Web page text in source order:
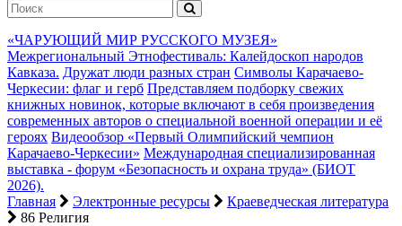
«ЧАРУЮЩИЙ МИР РУССКОГО МУЗЕЯ»
Межрегиональный Этнофестиваль: Калейдоскоп народов
Кавказа. Дружат люди разных стран Символы Карачаево-
Черкесии: флаг и герб Представляем подборку свежих
книжных новинок, которые включают в себя произведения
современных авторов о специальной военной операции и её
героях Видеообзор «Первый Олимпийский чемпион
Карачаево-Черкесии» Международная специализированная
выставка - форум «Безопасность и охрана труда» (БИОТ
2026).
Главная
Электронные ресурсы
Краеведческая литература
86 Религия